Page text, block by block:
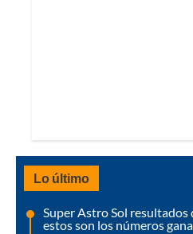
Lo último
Super Astro Sol resultados
estos son los números